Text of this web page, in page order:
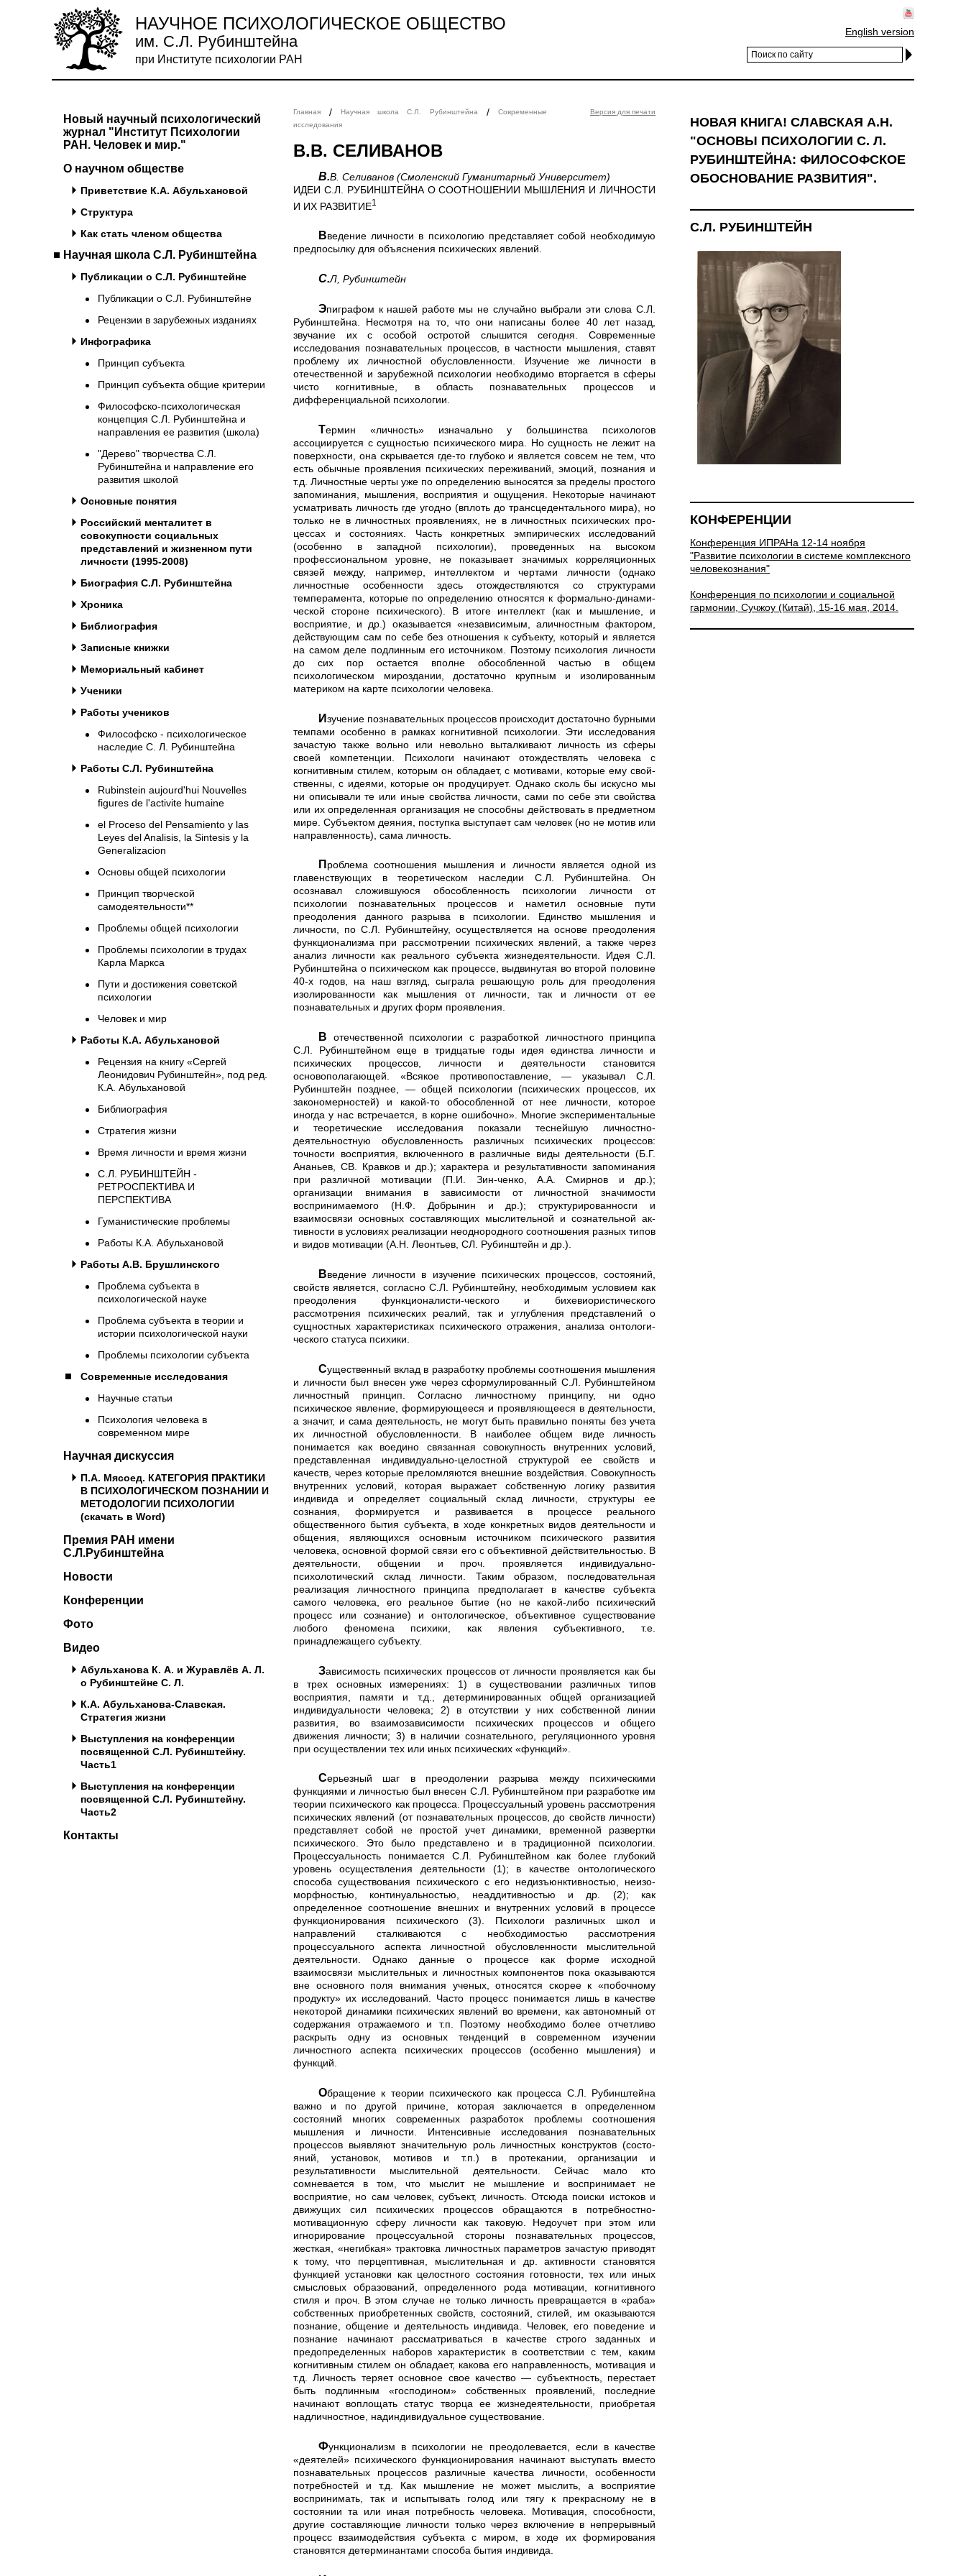
НАУЧНОЕ ПСИХОЛОГИЧЕСКОЕ ОБЩЕСТВО
им. С.Л. Рубинштейна
при Институте психологии РАН
English version
Новый научный психологический
журнал "Институт Психологии
РАН. Человек и мир."
О научном обществе
Приветствие К.А. Абульхановой
Структура
Как стать членом общества
Научная школа С.Л. Рубинштейна
Публикации о С.Л. Рубинштейне
Публикации о С.Л. Рубинштейне
Рецензии в зарубежных изданиях
Инфографика
Принцип субъекта
Принцип субъекта общие критерии
Философско-психологическая
концепция С.Л. Рубинштейна и
направления ее развития (школа)
"Дерево" творчества С.Л.
Рубинштейна и направление его
развития школой
Основные понятия
Российский менталитет в
совокупности социальных
представлений и жизненном пути
личности (1995-2008)
Биография С.Л. Рубинштейна
Хроника
Библиография
Записные книжки
Мемориальный кабинет
Ученики
Работы учеников
Философско - психологическое
наследие С. Л. Рубинштейна
Работы С.Л. Рубинштейна
Rubinstein aujourd'hui Nouvelles
figures de l'activite humaine
el Proceso del Pensamiento y las
Leyes del Analisis, la Sintesis y la
Generalizacion
Основы общей психологии
Принцип творческой
самодеятельности**
Проблемы общей психологии
Проблемы психологии в трудах
Карла Маркса
Пути и достижения советской
психологии
Человек и мир
Работы К.А. Абульхановой
Рецензия на книгу «Сергей
Леонидович Рубинштейн», под ред.
К.А. Абульхановой
Библиография
Стратегия жизни
Время личности и время жизни
С.Л. РУБИНШТЕЙН -
РЕТРОСПЕКТИВА И
ПЕРСПЕКТИВА
Гуманистические проблемы
Работы К.А. Абульхановой
Работы А.В. Брушлинского
Проблема субъекта в
психологической науке
Проблема субъекта в теории и
истории психологической науки
Проблемы психологии субъекта
Современные исследования
Научные статьи
Психология человека в
современном мире
Научная дискуссия
П.А. Мясоед. КАТЕГОРИЯ ПРАКТИКИ
В ПСИХОЛОГИЧЕСКОМ ПОЗНАНИИ И
МЕТОДОЛОГИИ ПСИХОЛОГИИ
(скачать в Word)
Премия РАН имени
С.Л.Рубинштейна
Новости
Конференции
Фото
Видео
Абульханова К. А. и Журавлёв А. Л.
о Рубинштейне С. Л.
К.А. Абульханова-Славская.
Стратегия жизни
Выступления на конференции
посвященной С.Л. Рубинштейну.
Часть1
Выступления на конференции
посвященной С.Л. Рубинштейну.
Часть2
Контакты
НОВАЯ КНИГА! СЛАВСКАЯ А.Н.
"ОСНОВЫ ПСИХОЛОГИИ С. Л.
РУБИНШТЕЙНА: ФИЛОСОФСКОЕ
ОБОСНОВАНИЕ РАЗВИТИЯ".
С.Л. РУБИНШТЕЙН
КОНФЕРЕНЦИИ
Конференция ИПРАНа 12-14 ноября
"Развитие психологии в системе комплексного
человекознания"
Конференция по психологии и социальной
гармонии, Сучжоу (Китай), 15-16 мая, 2014.
Главная / Научная школа С.Л. Рубинштейна/
Современные
исследования
Версия для печати
В.В. СЕЛИВАНОВ
В.В. Селиванов (Смоленский Гуманитарный Университет)
ИДЕИ С.Л. РУБИНШТЕЙНА О СООТНОШЕНИИ МЫШЛЕНИЯ И ЛИЧНОСТИ
И ИХ РАЗВИТИЕ1
Введение личности в психологию представляет собой необходимую
предпосылку для объяснения психи­ческих явлений.
С.Л, Рубинштейн
Эпиграфом к нашей работе мы не случайно выбрали эти слова С.Л.
Рубинштейна. Несмотря на то, что они написаны более 40 лет назад,
звучание их с особой остротой слышится сегодня. Современные
исследования познавательных про­цессов, в частности мышления, ставят
проблему их лично­стной обусловленности. Изучение же личности в
отечествен­ной и зарубежной психологии необходимо вторгается в сферы
чисто когнитивные, в область познавательных процессов и
дифференциальной психологии.
Термин «личность» изначально у большинства психоло­гов
ассоциируется с сущностью психического мира. Но сущ­ность не лежит на
поверхности, она скрывается где-то глу­боко и является совсем не тем, что
есть обычные проявления психических переживаний, эмоций, познания и
т.д. Лично­стные черты уже по определению выносятся за пределы простого
запоминания, мышления, восприятия и ощуще­ния. Некоторые начинают
усматривать личность где угодно (вплоть до трансцедентального мира), но
только не в лич­ностных проявлениях, не в личностных психических про­
цессах и состояниях. Часть конкретных эмпирических исследований
(особенно в западной психологии), проведен­ных на высоком
профессиональном уровне, не показывает значимых корреляционных
связей между, например, интел­лектом и чертами личности (однако
личностные особенно­сти здесь отождествляются со структурами
темперамента, которые по определению относятся к формально-динами­
ческой стороне психического). В итоге интеллект (как и мышление, и
восприятие, и др.) оказывается «независи­мым, аличностным фактором,
действующим сам по себе без отношения к субъекту, который и является
на самом деле подлинным его источником. Поэтому психология лич­ности
до сих пор остается вполне обособленной частью в общем
психологическом мироздании, достаточно крупным и изолированным
материком на карте психологии человека.
Изучение познавательных процессов происходит доста­точно бурными
темпами особенно в рамках когнитивной пси­хологии. Эти исследования
зачастую также вольно или не­вольно выталкивают личность из сферы
своей компетенции. Психологи начинают отождествлять человека с
когнитивным стилем, которым он обладает, с мотивами, которые ему свой­
ственны, с идеями, которые он продуцирует. Однако сколь бы искусно мы
ни описывали те или иные свойства лично­сти, сами по себе эти свойства
или их определенная органи­зация не способны действовать в предметном
мире. Субъек­том деяния, поступка выступает сам человек (но не мотив или
направленность), сама личность.
Проблема соотношения мышления и личности является одной из
главенствующих в теоретическом наследии С.Л. Ру­бинштейна. Он
осознавал сложившуюся обособленность пси­хологии личности от
психологии познавательных процессов и наметил основные пути
преодоления данного разрыва в психологии. Единство мышления и
личности, по С.Л. Ру­бинштейну, осуществляется на основе преодоления
функци­онализма при рассмотрении психических явлений, а также через
анализ личности как реального субъекта жизнедея­тельности. Идея С.Л.
Рубинштейна о психическом как про­цессе, выдвинутая во второй половине
40-х годов, на наш взгляд, сыграла решающую роль для преодоления
изолиро­ванности как мышления от личности, так и личности от ее
познавательных и других форм проявления.
В отечественной психологии с разработкой личностного принципа
С.Л. Рубинштейном еще в тридцатые годы идея единства личности и
психических процессов, личности и деятельности становится
основополагающей. «Всякое про­тивопоставление, — указывал С.Л.
Рубинштейн позднее, — общей психологии (психических процессов, их
закономер­ностей) и какой-то обособленной от нее личности, которое
иногда у нас встречается, в корне ошибочно». Многие экспериментальные
и теоретические исследования показали теснейшую личностно-
деятельностную обусловлен­ность различных психических процессов:
точности вос­приятия, включенного в различные виды деятельности (Б.Г.
Ананьев, СВ. Кравков и др.); характера и результатив­ности запоминания
при различной мотивации (П.И. Зин-ченко, А.А. Смирнов и др.);
организации внимания в зави­симости от личностной значимости
воспринимаемого (Н.Ф. Добрынин и др.); структурированносги и
взаимосвязи основных составляющих мыслительной и сознательной ак­
тивности в условиях реализации неоднородного соотноше­ния разных типов
и видов мотивации (А.Н. Леонтьев, СЛ. Ру­бинштейн и др.).
Введение личности в изучение психических процессов, состояний,
свойств является, согласно С.Л. Рубинштейну, необходимым условием как
преодоления функционалисти-ческого и бихевиористического
рассмотрения психических реалий, так и углубления представлений о
сущностных ха­рактеристиках психического отражения, анализа онтологи­
ческого статуса психики.
Существенный вклад в разработку проблемы соотноше­ния мышления
и личности был внесен уже через сформу­лированный С.Л. Рубинштейном
личностный принцип. Согласно личностному принципу, ни одно
психическое явле­ние, формирующееся и проявляющееся в деятельности,
а значит, и сама деятельность, не могут быть правильно поняты без учета
их личностной обусловленности. В наиболее об­щем виде личность
понимается как воедино связанная со­вокупность внутренних условий,
представленная индивиду­ально-целостной структурой ее свойств и
качеств, через которые преломляются внешние воздействия. Совокупность
внутренних условий, которая выражает собственную логику развития
индивида и определяет социальный склад лично­сти, структуры ее
сознания, формируется и развивается в процессе реального
общественного бытия субъекта, в ходе конкретных видов деятельности и
общения, являющихся основным источником психического развития
человека, основной формой связи его с объективной действительно­стью. В
деятельности, общении и проч. проявляется индивидуально-
психолотический склад личности. Таким обра­зом, последовательная
реализация личностного принципа предполагает в качестве субъекта
самого человека, его реаль­ное бытие (но не какой-либо психический
процесс или сознание) и онтологическое, объективное существование
любого феномена психики, как явления субъективного, т.е.
принадлежащего субъекту.
Зависимость психических процессов от личности прояв­ляется как бы
в трех основных измерениях: 1) в существо­вании различных типов
восприятия, памяти и т.д., детер­минированных общей организацией
индивидуальности человека; 2) в отсутствии у них собственной линии
разви­тия, во взаимозависимости психических процессов и общего
движения личности; 3) в наличии сознательного, регуляци­онного уровня
при осуществлении тех или иных психичес­ких «функций».
Серьезный шаг в преодолении разрыва между психичес­кими
функциями и личностью был внесен С.Л. Рубинштей­ном при разработке им
теории психического как процесса. Процессуальный уровень рассмотрения
психических явле­ний (от познавательных процессов, до свойств личности)
представляет собой не простой учет динамики, временной развертки
психического. Это было представлено и в тради­ционной психологии.
Процессуальность понимается С.Л. Ру­бинштейном как более глубокий
уровень осуществления деятельности (1); в качестве онтологического
способа суще­ствования психического с его недизъюнктивностью, неизо­
морфностью, континуальностью, неаддитивностью и др. (2); как
определенное соотношение внешних и внутренних ус­ловий в процессе
функционирования психического (3). Психологи различных школ и
направлений сталкиваются с необходимостью рассмотрения
процессуального аспекта личностной обусловленности мыслительной
деятельности. Однако данные о процессе как форме исходной
взаимосвязи мыслительных и личностных компонентов пока оказывают­ся
вне основного поля внимания ученых, относятся скорее к «побочному
продукту» их исследований. Часто процесс понимается лишь в качестве
некоторой динамики психичес­ких явлений во времени, как автономный от
содержания отражаемого и т.п. Поэтому необходимо более отчетливо
раскрыть одну из основных тенденций в современном изу­чении
личностного аспекта психических процессов (особен­но мышления) и
функций.
Обращение к теории психического как процесса С.Л. Ру­бинштейна
важно и по другой причине, которая заключа­ется в определенном
состояний многих современных разра­боток проблемы соотношения
мышления и личности. Интенсивные исследования познавательных
процессов вы­являют значительную роль личностных конструктов (состо­
яний, установок, мотивов и т.п.) в протекании, организации и
результативности мыслительной деятельности. Сейчас мало кто
сомневается в том, что мыслит не мышление и воспри­нимает не
восприятие, но сам человек, субъект, личность. Отсюда поиски истоков и
движущих сил психических про­цессов обращаются в потребностно-
мотивационную сферу личности как таковую. Недоучет при этом или
игнориро­вание процессуальной стороны познавательных процессов,
жесткая, «негибкая» трактовка личностных параметров зача­стую приводят
к тому, что перцептивная, мыслительная и др. активности становятся
функцией установки как цело­стного состояния готовности, тех или иных
смысловых образований, определенного рода мотивации, когнитивного
стиля и проч. В этом случае не только личность превр­ащается в «раба»
собственных приобретенных свойств, со­стояний, стилей, им оказываются
познание, общение и де­ятельность индивида. Человек, его поведение и
познание начинают рассматриваться в качестве строго заданных и
предопределенных наборов характеристик в соответствии с тем, каким
когнитивным стилем он обладает, какова его направленность, мотивация и
т.д. Личность теряет основное свое качество — субъектность, перестает
быть подлинным «господином» собственных проявлений, последние
начина­ют воплощать статус творца ее жизнедеятельности, приоб­ретая
надличностное, надиндивидуальное существование.
Функционализм в психологии не преодолевается, если в качестве
«деятелей» психического функционирования начи­нают выступать вместо
познавательных процессов различ­ные качества личности, особенности
потребностей и т.д. Как мышление не может мыслить, а восприятие
воспринимать, так и испытывать голод или тягу к прекрасному не в
состоянии та или иная потребность человека. Мотивация, спо­собности,
другие составляющие личности только через вклю­чение в непрерывный
процесс взаимодействия субъекта с миром, в ходе их формирования
становятся детерминантами способа бытия индивида.